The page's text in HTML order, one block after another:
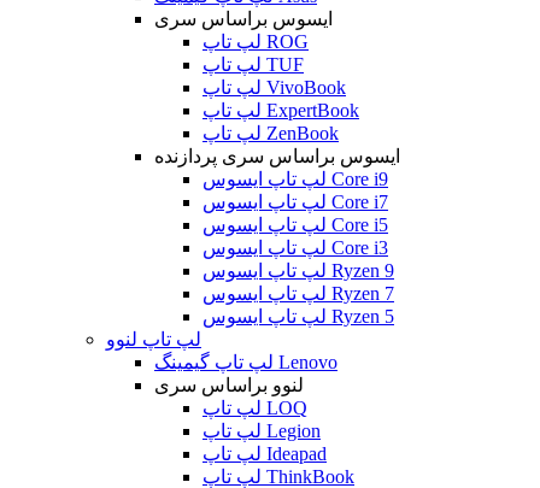
ایسوس براساس سری
لپ تاپ ROG
لپ تاپ TUF
لپ تاپ VivoBook
لپ تاپ ExpertBook
لپ تاپ ZenBook
ایسوس براساس سری پردازنده
لپ تاپ ایسوس Core i9
لپ تاپ ایسوس Core i7
لپ تاپ ایسوس Core i5
لپ تاپ ایسوس Core i3
لپ تاپ ایسوس Ryzen 9
لپ تاپ ایسوس Ryzen 7
لپ تاپ ایسوس Ryzen 5
لپ تاپ لنوو
لپ تاپ گیمینگ Lenovo
لنوو براساس سری
لپ تاپ LOQ
لپ تاپ Legion
لپ تاپ Ideapad
لپ تاپ ThinkBook